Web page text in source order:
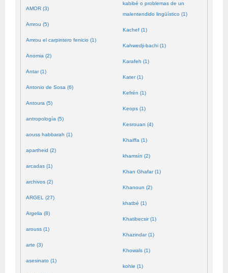
AMOR (3)
Amrou (5)
Amrou el carpintero fenicio (1)
Anomia (2)
Antar (1)
Antonio de Sosa (6)
Antoura (5)
antropología (5)
aouss habbarah (1)
apartheid (2)
arcadas (1)
archivos (2)
ARGEL (27)
Argelia (8)
arouss (1)
arte (3)
asesinato (1)
kabibé o problemas de un
malentendido lingüístico (1)
Kachef (1)
Kahwedji-bachi (1)
Karafeh (1)
Kater (1)
Kefrén (1)
Keops (1)
Kesrouan (4)
Khaiffa (1)
khamsín (2)
Khan Ghafar (1)
Khanoun (2)
khatbé (1)
Khatibecsir (1)
Khazindar (1)
Khowals (1)
kohle (1)